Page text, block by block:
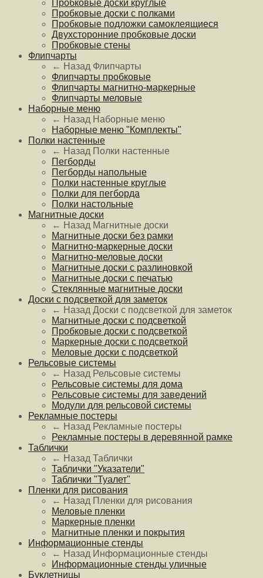
Пробковые доски круглые
Пробковые доски с полками
Пробковые подложки самоклеящиеся
Двухсторонние пробковые доски
Пробковые стены
Флипчарты
← Назад Флипчарты
Флипчарты пробковые
Флипчарты магнитно-маркерные
Флипчарты меловые
Наборные меню
← Назад Наборные меню
Наборные меню "Комплекты"
Полки настенные
← Назад Полки настенные
Пегборды
Пегборды напольные
Полки настенные круглые
Полки для пегборда
Полки настольные
Магнитные доски
← Назад Магнитные доски
Магнитные доски без рамки
Магнитно-маркерные доски
Магнитно-меловые доски
Магнитные доски с разлиновкой
Магнитные доски с печатью
Стеклянные магнитные доски
Доски с подсветкой для заметок
← Назад Доски с подсветкой для заметок
Магнитные доски с подсветкой
Пробковые доски с подсветкой
Маркерные доски с подсветкой
Меловые доски с подсветкой
Рельсовые системы
← Назад Рельсовые системы
Рельсовые системы для дома
Рельсовые системы для заведений
Модули для рельсовой системы
Рекламные постеры
← Назад Рекламные постеры
Рекламные постеры в деревянной рамке
Таблички
← Назад Таблички
Таблички "Указатели"
Таблички "Туалет"
Пленки для рисования
← Назад Пленки для рисования
Меловые пленки
Маркерные пленки
Магнитные пленки и покрытия
Информационные стенды
← Назад Информационные стенды
Информационные стенды уличные
Буклетницы